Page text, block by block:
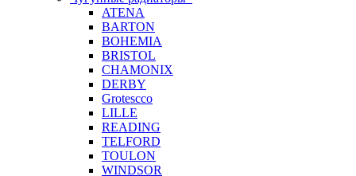
ATENA
BARTON
BOHEMIA
BRISTOL
CHAMONIX
DERBY
Grotescco
LILLE
READING
TELFORD
TOULON
WINDSOR